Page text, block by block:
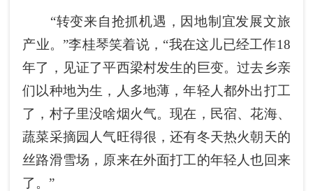
“转变来自抢抓机遇，因地制宜发展文旅
产业。”李桂琴笑着说，“我在这儿已经工作18
年了，见证了平西梁村发生的巨变。过去乡亲
们以种地为生，人多地薄，年轻人都外出打工
了，村子里没啥烟火气。现在，民宿、花海、
蔬菜采摘园人气旺得很，还有冬天热火朝天的
丝路滑雪场，原来在外面打工的年轻人也回来
了。”